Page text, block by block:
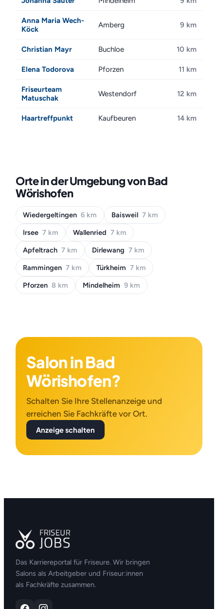
Anna Maria Wech-
Köck
Amberg 9 km
Christian Mayr Buchloe 10 km
Elena Todorova Pforzen 11 km
Friseurteam
Matuschak
Westendorf 12 km
Haartreffpunkt Kaufbeuren 14 km
Orte in der Umgebung von Bad
Wörishofen
Wiedergeltingen 6 km Baisweil 7 km
Irsee 7 km Wallenried 7 km
Apfeltrach 7 km Dirlewang 7 km
Rammingen 7 km Türkheim 7 km
Pforzen 8 km Mindelheim 9 km
Salon in Bad
Wörishofen?
Schalten Sie Ihre Stellenanzeige und
erreichen Sie Fachkräfte vor Ort.
Anzeige schalten
Das Karriereportal für Friseure. Wir bringen
Salons als Arbeitgeber und Friseur:innen
als Fachkräfte zusammen.